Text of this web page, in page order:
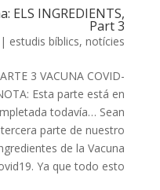
ELS INGREDIENTS,
Part 3
| estudis bíblics,notícies
3 VACUNA COVID-
Esta parte está en
todavía… Sean
parte de nuestro
de la Vacuna
Ya que todo esto...